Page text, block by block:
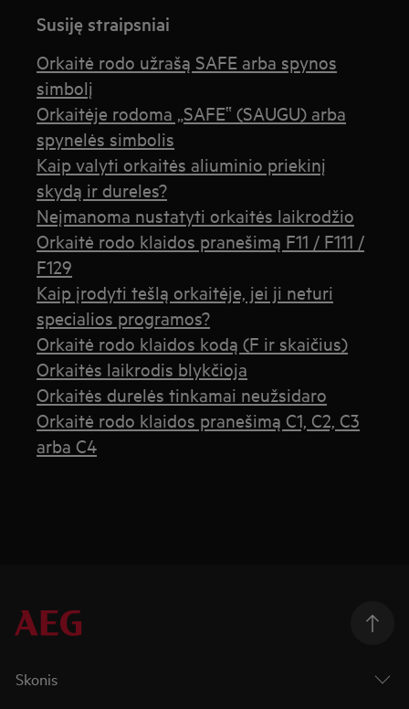
Susiję straipsniai
Orkaitė rodo užrašą SAFE arba spynos
simbolį
Orkaitėje rodoma „SAFE‟ (SAUGU) arba
spynelės simbolis
Kaip valyti orkaitės aliuminio priekinį
skydą ir dureles?
Neįmanoma nustatyti orkaitės laikrodžio
Orkaitė rodo klaidos pranešimą F11 / F111 /
F129
Kaip įrodyti tešlą orkaitėje, jei ji neturi
specialios programos?
Orkaitė rodo klaidos kodą (F ir skaičius)
Orkaitės laikrodis blykčioja
Orkaitės durelės tinkamai neužsidaro
Orkaitė rodo klaidos pranešimą C1, C2, C3
arba C4
Skonis